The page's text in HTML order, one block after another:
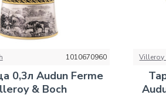
1010670960
0,3л Audun Ferme
& Boch
Villeroy